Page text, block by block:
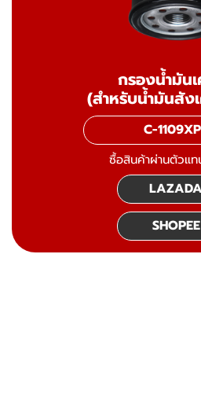
กรองน้ำมัน
(สำหรับน้ำมันสัง
C-
ซื้อสินค้าผ่านตัวแท
LAZADA
SHOPEE